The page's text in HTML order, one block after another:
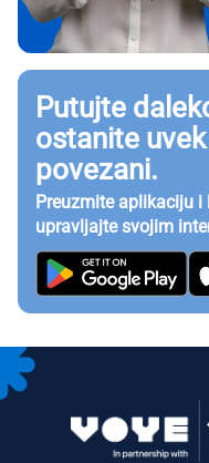
Putujte
ostanite uvek
povezani.
Preuzmite aplikaciju i
upravljajte svojim